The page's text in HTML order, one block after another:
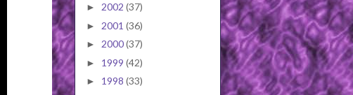
► 2002 (37)
► 2001 (36)
► 2000(37)
► 1999 (42)
► 1998 (33)